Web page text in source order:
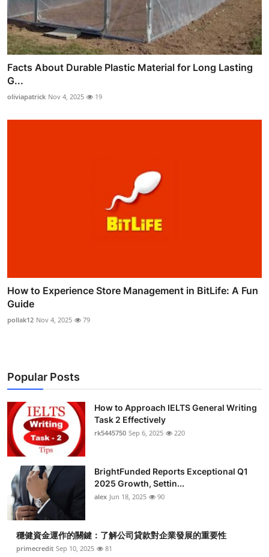
Facts About Durable Plastic Material for Long Lasting
G...
oliviapatrick Nov 4, 2025 19
How to Experience Store Management in BitLife: A Fun
Guide
pollak12 Nov 4, 2025 79
Popular Posts
How to Approach IELTS General Writing
Task 2 Effectively
rk5445750 Sep 6, 2025 220
BrightFunded Reports Exceptional Q1
2025 Growth, Settin...
alex Jun 18, 2025 90
穩健資金運作的關鍵：了解公司貸款對企業發展的重要性
primecredit Sep 10, 2025 81